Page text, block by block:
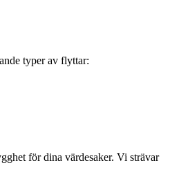
typer av flyttar:
för dina värdesaker. Vi strävar